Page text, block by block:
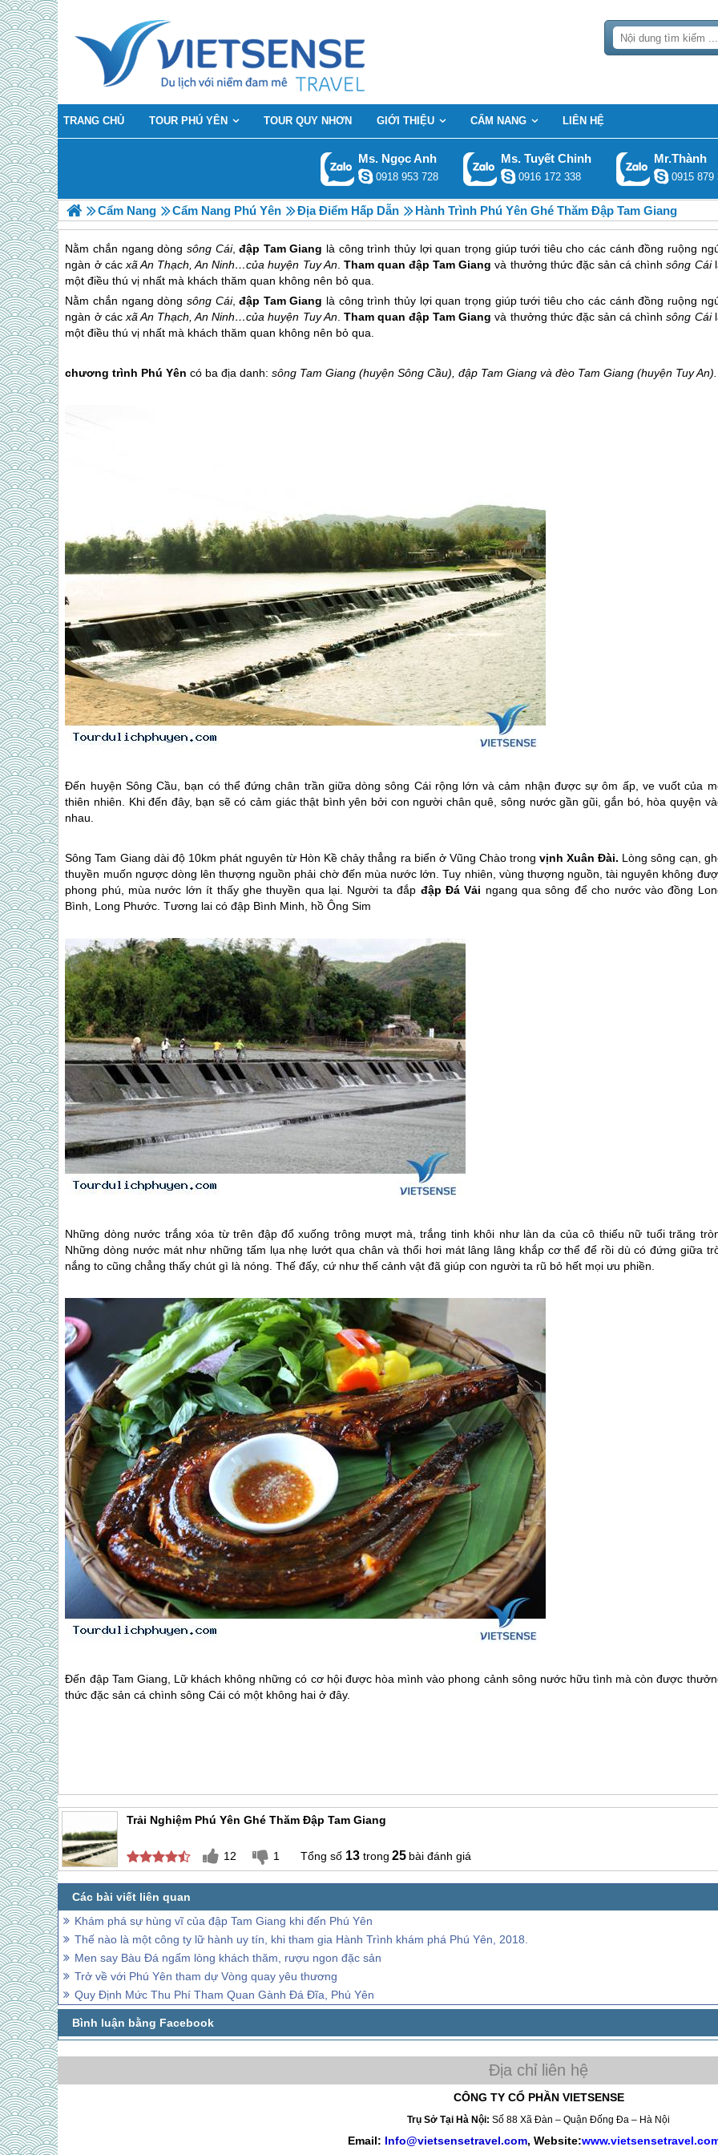
TRANG CHỦ TOUR PHÚ YÊN TOUR QUY NHƠN GIỚI THIỆU CẨM NANG LIÊN HỆ
Ms. Ngọc Anh
0918 953 728
Ms. Tuyết Chinh
0916 172 338
Mr.Thành
0915 879
Cẩm Nang Cẩm Nang Phú Yên Địa Điểm Hấp Dẫn Hành Trình Phú Yên Ghé Thăm Đập Tam Giang
Nằm chắn ngang dòng sông Cái,đập Tam Giang là công trình thủy lợi quan trọng giúp tưới tiêu cho các cánh đồng ruộng
ngàn ở cácxã An Thạch, An Ninh…của huyện Tuy An. Tham quan đập Tam Giang và thưởng thức đặc sản cá chình sông Cái
một điều thú vị nhất mà khách thăm quan không nên bỏ qua.
Nằm chắn ngang dòng sông Cái,đập Tam Giang là công trình thủy lợi quan trọng giúp tưới tiêu cho các cánh đồng ruộng
ngàn ở cácxã An Thạch, An Ninh…của huyện Tuy An. Tham quan đập Tam Giang và thưởng thức đặc sản cá chình sông Cái
một điều thú vị nhất mà khách thăm quan không nên bỏ qua.
chương trình Phú Yên có ba địa danh:sông Tam Giang (huyện Sông Cầu), đập Tam Giang và đèo Tam Giang (huyện Tuy An).
Đến huyện Sông Cầu, bạn có thể đứng chân trần giữa dòng sông Cái rộng lớn và cảm nhận được sự ôm ấp, ve vuốt của
thiên nhiên. Khi đến đây, bạn sẽ có cảm giác thật bình yên bởi con người chân quê, sông nước gần gũi, gắn bó, hòa quyện
nhau.
Sông Tam Giang dài độ 10km phát nguyên từ Hòn Kề chảy thẳng ra biển ở Vũng Chào trong vịnh Xuân Đài. Lòng sông cạn,
thuyền muốn ngược dòng lên thượng nguồn phải chờ đến mùa nước lớn. Tuy nhiên, vùng thượng nguồn, tài nguyên không
phong phú, mùa nước lớn ít thấy ghe thuyền qua lại. Người ta đắp đập Đá Vải ngang qua sông để cho nước vào đồng
Bình, Long Phước. Tương lai có đập Bình Minh, hồ Ông Sim
Những dòng nước trắng xóa từ trên đập đổ xuống trông mượt mà, trắng tinh khôi như làn da của cô thiếu nữ tuổi trăng
Những dòng nước mát như những tấm lụa nhẹ lướt qua chân và thổi hơi mát lâng lâng khắp cơ thể để rồi dù có đứng giữa
nắng to cũng chẳng thấy chút gì là nóng. Thế đấy, cứ như thế cảnh vật đã giúp con người ta rũ bỏ hết mọi ưu phiền.
Đến đập Tam Giang, Lữ khách không những có cơ hội được hòa mình vào phong cảnh sông nước hữu tình mà còn được
thức đặc sản cá chình sông Cái có một không hai ở đây.
Trải Nghiệm Phú Yên Ghé Thăm Đập Tam Giang
12 1 13 25 bài đánh giá
Khám phá sự hùng vĩ của đập Tam Giang khi đến Phú Yên
Thế nào là một công ty lữ hành uy tín, khi tham gia Hành Trình khám phá Phú Yên, 2018.
Men say Bàu Đá ngấm lòng khách thăm, rượu ngon đặc sản
Trở về với Phú Yên tham dự Vòng quay yêu thương
Quy Định Mức Thu Phí Tham Quan Gành Đá Đĩa, Phú Yên
CÔNG TY CỔ PHẦN VIETSENSE
Trụ Sở Tại Hà Nội: Số 88 Xã Đàn – Quận Đống Đa – Hà Nội
Email: Info@vietsensetravel.com, Website: